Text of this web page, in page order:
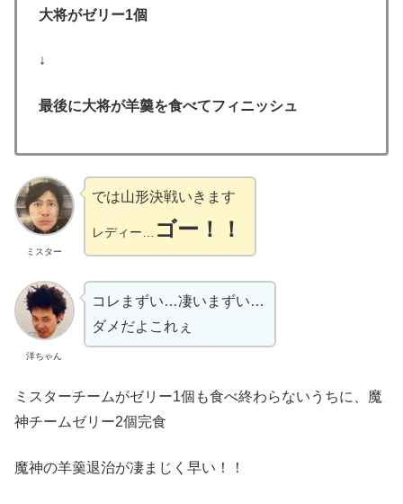
大将がゼリー1個
↓
最後に大将が羊羹を食べてフィニッシュ
ミスター
では山形決戦いきます
レディー… ゴー！！
洋ちゃん
コレまずい…凄いまずい…
ダメだよこれぇ
ミスターチームがゼリー1個も食べ終わらないうちに、魔
神チームゼリー2個完食
魔神の羊羹退治が凄まじく早い！！